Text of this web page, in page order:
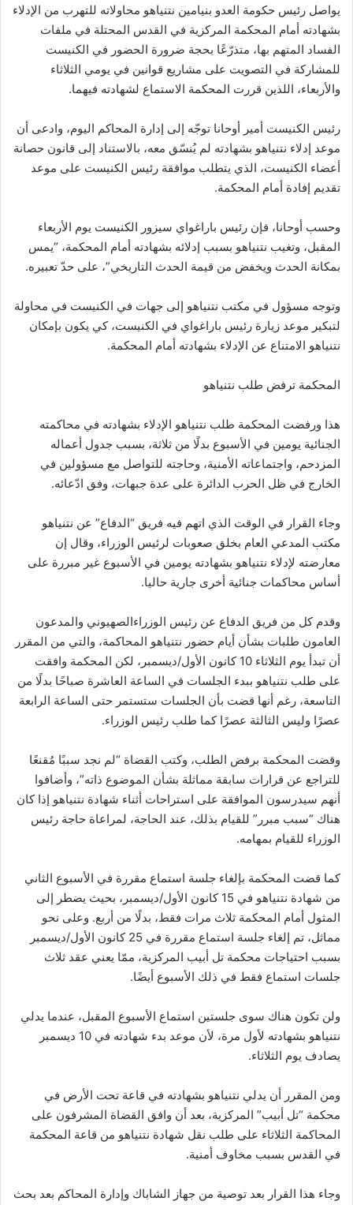
يواصل رئيس حكومة العدو بنيامين نتنياهو محاولاته للتهرب من الإدلاء
بشهادته أمام المحكمة المركزية في القدس المحتلة في ملفات
الفساد المتهم بها، متذرّعًا بحجة ضرورة الحضور في الكنيست
للمشاركة في التصويت على مشاريع قوانين في يومي الثلاثاء
والأربعاء، اللذين قررت المحكمة الاستماع لشهادته فيهما.
رئيس الكنيست أمير أوحانا توجّه إلى إدارة المحاكم اليوم، وادعى أن
موعد إدلاء نتنياهو بشهادته لم يُنسّق معه، بالاستناد إلى قانون حصانة
أعضاء الكنيست، الذي يتطلب موافقة رئيس الكنيست على موعد
تقديم إفادة أمام المحكمة.
وحسب أوحانا، فإن رئيس باراغواي سيزور الكنيست يوم الأربعاء
المقبل، وتغيب نتنياهو بسبب إدلائه بشهادته أمام المحكمة، “يمس
بمكانة الحدث ويخفض من قيمة الحدث التاريخي”، على حدّ تعبيره.
وتوجه مسؤول في مكتب نتنياهو إلى جهات في الكنيست في محاولة
لتبكير موعد زيارة رئيس باراغواي في الكنيست، كي يكون بإمكان
نتنياهو الامتناع عن الإدلاء بشهادته أمام المحكمة.
المحكمة ترفض طلب نتنياهو
هذا ورفضت المحكمة طلب نتنياهو الإدلاء بشهادته في محاكمته
الجنائية يومين في الأسبوع بدلًا من ثلاثة، بسبب جدول أعماله
المزدحم، واجتماعاته الأمنية، وحاجته للتواصل مع مسؤولين في
الخارج في ظل الحرب الدائرة على عدة جبهات، وفق ادّعائه.
وجاء القرار في الوقت الذي اتهم فيه فريق “الدفاع” عن نتنياهو
مكتب المدعي العام بخلق صعوبات لرئيس الوزراء، وقال إن
معارضته لإدلاء نتنياهو بشهادته يومين في الأسبوع غير مبررة على
أساس محاكمات جنائية أخرى جارية حاليا.
وقدم كل من فريق الدفاع عن رئيس الوزراءالصهيوني والمدعون
العامون طلبات بشأن أيام حضور نتنياهو المحاكمة، والتي من المقرر
أن تبدأ يوم الثلاثاء 10 كانون الأول/ديسمبر، لكن المحكمة وافقت
على طلب نتنياهو ببدء الجلسات في الساعة العاشرة صباحًا بدلًا من
التاسعة، رغم أنها قضت بأن الجلسات ستستمر حتى الساعة الرابعة
عصرًا وليس الثالثة عصرًا كما طلب رئيس الوزراء.
وقضت المحكمة برفض الطلب، وكتب القضاة “لم نجد سببًا مُقنعًا
للتراجع عن قرارات سابقة مماثلة بشأن الموضوع ذاته”، وأضافوا
أنهم سيدرسون الموافقة على استراحات أثناء شهادة نتنياهو إذا كان
هناك “سبب مبرر” للقيام بذلك، عند الحاجة، لمراعاة حاجة رئيس
الوزراء للقيام بمهامه.
كما قضت المحكمة بإلغاء جلسة استماع مقررة في الأسبوع الثاني
من شهادة نتنياهو في 15 كانون الأول/ديسمبر، بحيث يضطر إلى
المثول أمام المحكمة ثلاث مرات فقط، بدلًا من أربع. وعلى نحو
مماثل، تم إلغاء جلسة استماع مقررة في 25 كانون الأول/ديسمبر
بسبب احتياجات محكمة تل أبيب المركزية، ممّا يعني عقد ثلاث
جلسات استماع فقط في ذلك الأسبوع أيضًا.
ولن تكون هناك سوى جلستين استماع الأسبوع المقبل، عندما يدلي
نتنياهو بشهادته لأول مرة، لأن موعد بدء شهادته في 10 ديسمبر
يصادف يوم الثلاثاء.
ومن المقرر أن يدلي نتنياهو بشهادته في قاعة تحت الأرض في
محكمة “تل أبيب” المركزية، بعد أن وافق القضاة المشرفون على
المحاكمة الثلاثاء على طلب نقل شهادة نتنياهو من قاعة المحكمة
في القدس بسبب مخاوف أمنية.
وجاء هذا القرار بعد توصية من جهاز الشاباك وإدارة المحاكم بعد بحث